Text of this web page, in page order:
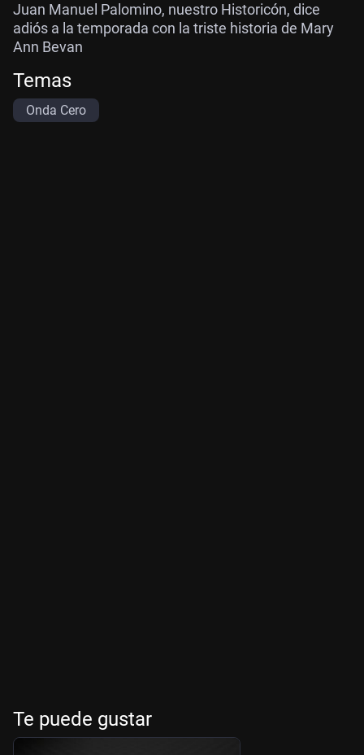
Juan Manuel Palomino, nuestro Historicón, dice
adiós a la temporada con la triste historia de Mary
Ann Bevan
Temas
Onda Cero
Te puede gustar